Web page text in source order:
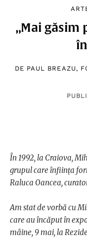
„Mai găsim
DE PAUL BREAZU ,
În 1992, la Craiova,
grupul care înființa
Raluca Oancea,
Am stat de vorbă cu
care au încăput în
mâine, 9 mai, la